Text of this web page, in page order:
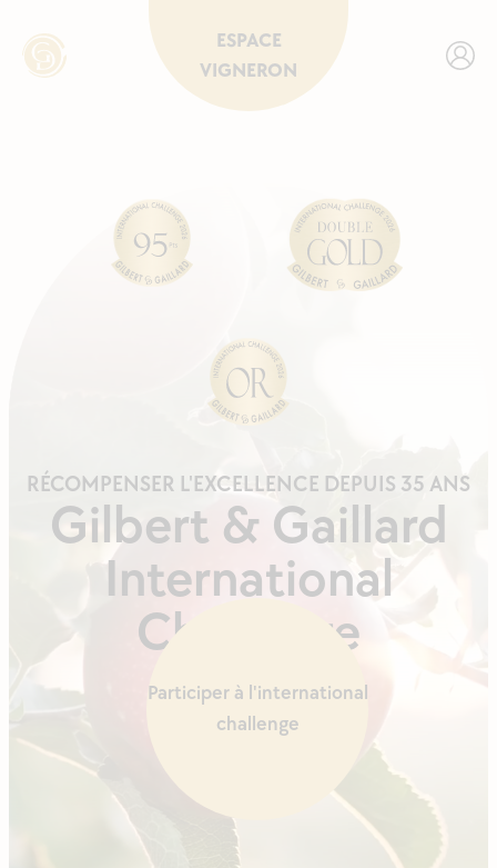
ESPACE
VIGNERON
RÉCOMPENSER L'EXCELLENCE DEPUIS 35 ANS
Gilbert & Gaillard
International
Challenge
Participer à l'international
challenge